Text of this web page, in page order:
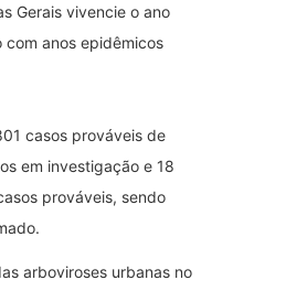
Gerais vivencie o ano
anos epidêmicos
casos prováveis de
em investigação e 18
prováveis, sendo
arboviroses urbanas no